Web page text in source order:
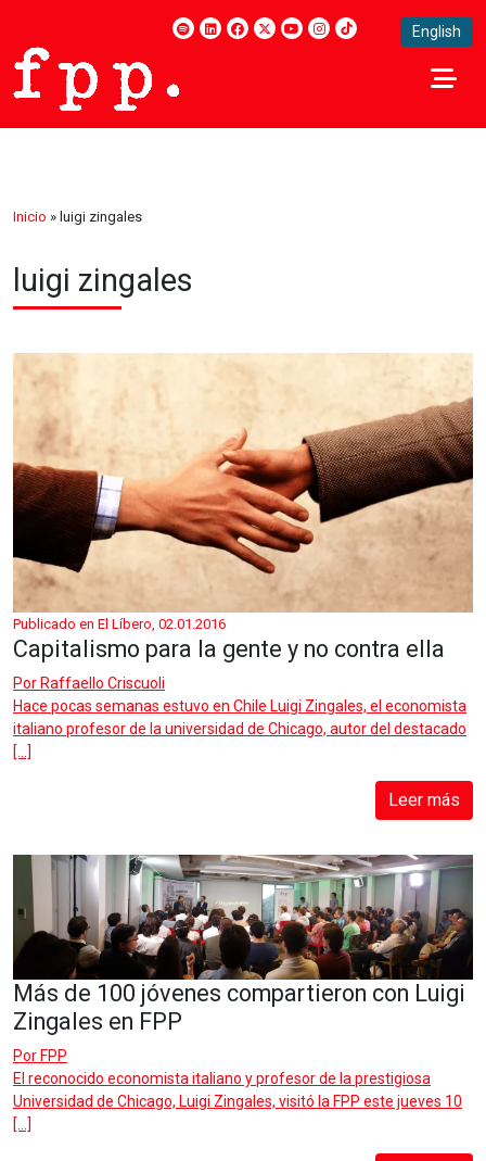
English
Inicio » luigi zingales
luigi zingales
Publicado en El Líbero, 02.01.2016
Capitalismo para la gente y no contra ella
Por Raffaello Criscuoli
Hace pocas semanas estuvo en Chile Luigi Zingales, el economista
italiano profesor de la universidad de Chicago, autor del destacado
[…]
Leer más
Más de 100 jóvenes compartieron con Luigi
Zingales en FPP
Por FPP
El reconocido economista italiano y profesor de la prestigiosa
Universidad de Chicago, Luigi Zingales, visitó la FPP este jueves 10
[…]